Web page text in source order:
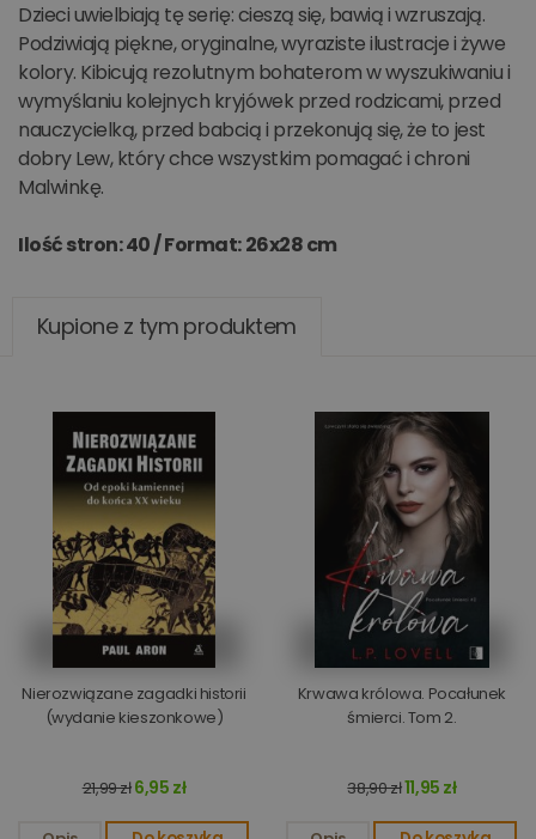
Dzieci uwielbiają tę serię: cieszą się, bawią i wzruszają.
Podziwiają piękne, oryginalne, wyraziste ilustracje i żywe
kolory. Kibicują rezolutnym bohaterom w wyszukiwaniu i
wymyślaniu kolejnych kryjówek przed rodzicami, przed
nauczycielką, przed babcią i przekonują się, że to jest
dobry Lew, który chce wszystkim pomagać i chroni
Malwinkę.
Ilość stron: 40 /Format: 26x28 cm
Kupione z tym produktem
Nierozwiązane zagadki historii
(wydanie kieszonkowe)
21,99 zł6,95 zł
Krwawa królowa. Pocałunek
śmierci. Tom 2.
38,90 zł11,95 zł